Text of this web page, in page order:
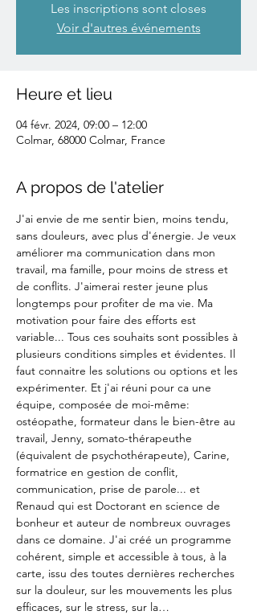
Les inscriptions sont closes
Voir d'autres événements
Heure et lieu
04 févr. 2024, 09:00 – 12:00
Colmar, 68000 Colmar, France
A propos de l'atelier
J'ai envie de me sentir bien, moins tendu,
sans douleurs, avec plus d'énergie. Je veux
améliorer ma communication dans mon
travail, ma famille, pour moins de stress et
de conflits. J'aimerai rester jeune plus
longtemps pour profiter de ma vie. Ma
motivation pour faire des efforts est
variable... Tous ces souhaits sont possibles à
plusieurs conditions simples et évidentes. Il
faut connaitre les solutions ou options et les
expérimenter. Et j'ai réuni pour ca une
équipe, composée de moi-même:
ostéopathe, formateur dans le bien-être au
travail, Jenny, somato-thérapeuthe
(équivalent de psychothérapeute), Carine,
formatrice en gestion de conflit,
communication, prise de parole... et
Renaud qui est Doctorant en science de
bonheur et auteur de nombreux ouvrages
dans ce domaine. J'ai créé un programme
cohérent, simple et accessible à tous, à la
carte, issu des toutes dernières recherches
sur la douleur, sur les mouvements les plus
efficaces, sur le stress, sur la…